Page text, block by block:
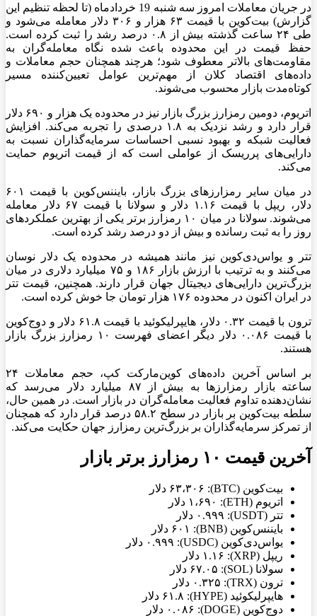
در جریان معاملات امروز سه شنبه 19 خردادماه (تا لحظه تنظیم این
گزارش) بیت‌کوین با قیمت ۶۳ هزار و ۳۰۶ دلار معامله می‌شود و
طی ۲۴ ساعت گذشته بیش از ۰.۸ درصد رشد را ثبت کرده است.
حفظ قیمت در این محدوده باعث شده نگاه معامله‌گران به
مقاومت‌های بالاتر معطوف شود؛ هرچند همچنان حجم معاملات و
داده‌های اقتصاد کلان از مهم‌ترین عوامل تعیین‌کننده مسیر
کوتاه‌مدت بازار محسوب می‌شوند.
اتریوم، دومین رمزارز بزرگ بازار نیز در محدوده یک هزار و ۶۹۰ دلار
قرار دارد و رشد نزدیک به ۱.۸ درصدی را تجربه می‌کند. افزایش
فعالیت شبکه و بهبود نسبی احساسات سرمایه‌گذاران نسبت به
دارایی‌های پرریسک از عواملی است که از قیمت اتریوم حمایت
می‌کند.
در میان سایر رمزارز‌های بزرگ بازار، بایننس‌کوین با قیمت ۶۰۱
دلار، ریپل با قیمت ۱.۱۶ دلار و سولانا با قیمت ۶۷ دلار معامله
می‌شوند. سولانا در میان ۱۰ رمزارز برتر یکی از بهترین عملکرد‌های
روز را به ثبت رسانده و بیش از دو درصد رشد کرده است.
تتر و یو‌اس‌دی‌کوین نیز مانند همیشه در محدوده یک دلار نوسان
می‌کنند و به ترتیب با ارزش بازار ۱۸۶ و ۷۵ میلیارد دلاری در میان
بزرگ‌ترین دارایی‌های دیجیتال جهان قرار دارند. همچنین، قیمت تتر
در ایران اکنون در محدوده ۱۷۶ هزار تومان جا خوش کرده است.
ترون با قیمت ۰.۳۲ دلار، هایپرلیکوئید با قیمت ۶۱.۸ دلار و دوج‌کوین
با قیمت ۰.۰۸۶ دلار دیگر اعضای فهرست ۱۰ رمزارز بزرگ بازار
هستند.
بر اساس آخرین داده‌های کوین‌مارکت کپ، حجم معاملات ۲۴
ساعته بازار رمزارز‌ها به بیش از ۸۷ میلیارد دلار می‌رسد که
نشان‌دهنده تداوم فعالیت معامله‌گران در بازار است. در همین حال،
سلطه بیت‌کوین بر بازار در سطح ۵۸.۲ درصد قرار دارد که همچنان
از تمرکز سرمایه‌گذاران بر بزرگ‌ترین رمزارز جهان حکایت می‌کند.
آخرین قیمت ۱۰ رمزارز برتر بازار
بیت‌کوین (BTC): ۶۳،۳۰۶ دلار
اتریوم (ETH): ۱،۶۹۰ دلار
تتر (USDT): ۰.۹۹۹ دلار
بایننس‌کوین (BNB): ۶۰۱ دلار
یو‌اس‌دی‌کوین (USDC): ۰.۹۹۹ دلار
ریپل (XRP): ۱.۱۶ دلار
سولانا (SOL): ۶۷.۰۵ دلار
ترون (TRX): ۰.۳۲۵ دلار
هایپرلیکوئید (HYPE): ۶۱.۸ دلار
دوج‌کوین (DOGE): ۰.۰۸۶ دلار